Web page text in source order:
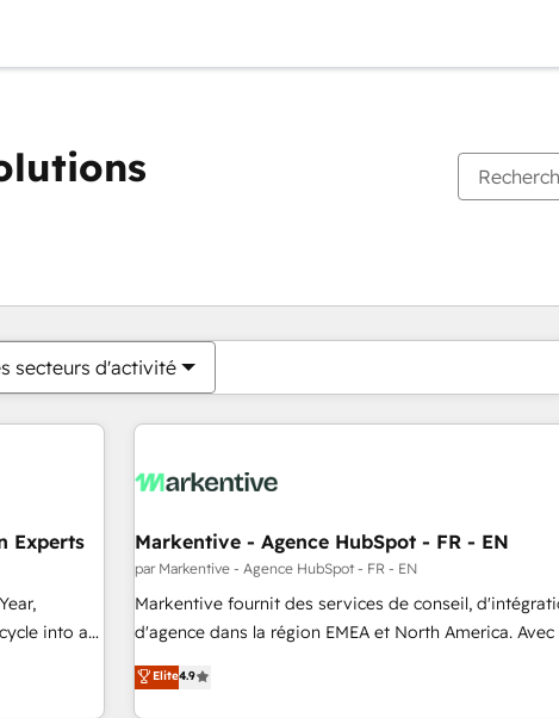
secteurs d'activité
Experts
into a
Media
Markentive - Agence HubSpot - FR - EN
par Markentive - Agence HubSpot - FR - EN
Markentive fournit des services de conseil,
d'agence dans la région EMEA et North America. Avec
de 115 experts en marketing automation, Growth,
CRM et webdesign. Markentive is both a consulting firm, a
Elite4.9
Vous êtes actuellement surPage
PagePagePagePagePagePagePagePage